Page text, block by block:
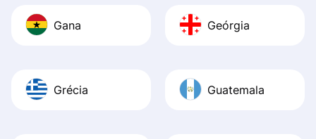
Gana Geórgia
Grécia Guatemala